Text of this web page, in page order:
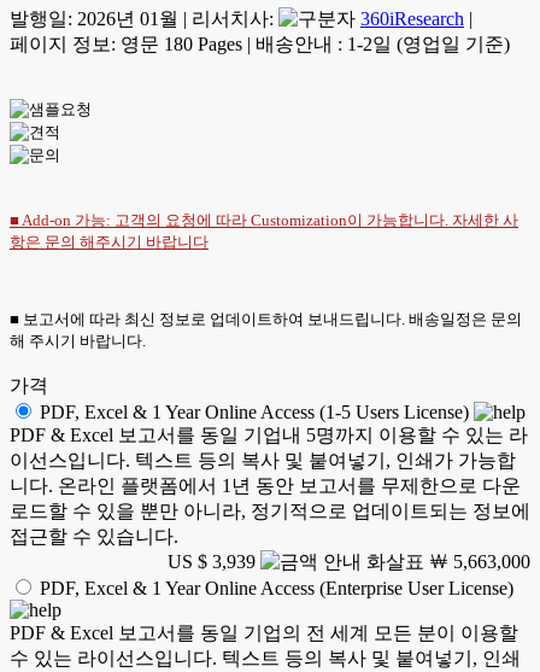
발행일: 2026년 01월 | 리서치사: 360iResearch |
페이지 정보: 영문 180 Pages | 배송안내 : 1-2일 (영업일 기준)
■ Add-on 가능: 고객의 요청에 따라 Customization이 가능합니다. 자세한 사
항은 문의 해주시기 바랍니다
■ 보고서에 따라 최신 정보로 업데이트하여 보내드립니다. 배송일정은 문의
해 주시기 바랍니다.
가격
PDF, Excel & 1 Year Online Access (1-5 Users License)
PDF & Excel 보고서를 동일 기업내 5명까지 이용할 수 있는 라
이선스입니다. 텍스트 등의 복사 및 붙여넣기, 인쇄가 가능합
니다. 온라인 플랫폼에서 1년 동안 보고서를 무제한으로 다운
로드할 수 있을 뿐만 아니라, 정기적으로 업데이트되는 정보에
접근할 수 있습니다.
US $ 3,939
￦ 5,663,000
PDF, Excel & 1 Year Online Access (Enterprise User License)
PDF & Excel 보고서를 동일 기업의 전 세계 모든 분이 이용할
수 있는 라이선스입니다. 텍스트 등의 복사 및 붙여넣기, 인쇄